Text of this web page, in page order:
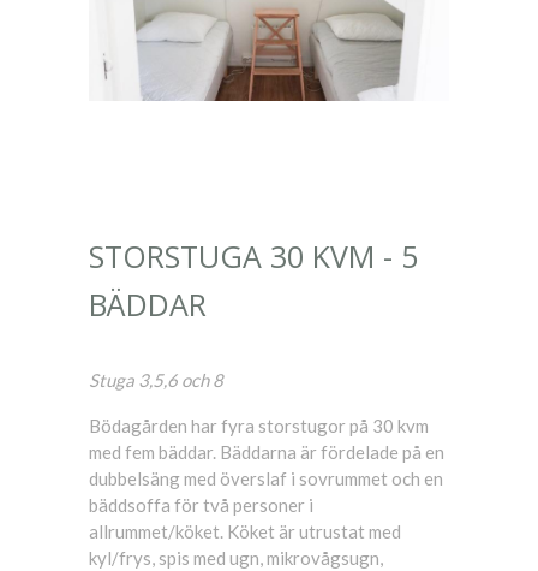
STORSTUGA 30 KVM - 5
BÄDDAR
Stuga 3,5,6 och 8
Bödagården har fyra storstugor på 30 kvm
med fem bäddar. Bäddarna är fördelade på en
dubbelsäng med överslaf i sovrummet och en
bäddsoffa för två personer i
allrummet/köket. Köket är utrustat med
kyl/frys, spis med ugn, mikrovågsugn,